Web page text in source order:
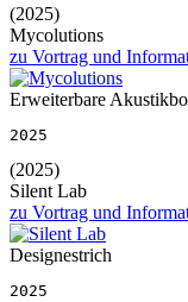
(2025)
Mycolutions
zu Vortrag und
Erweiterbare
2025
(2025)
Silent Lab
zu Vortrag und
Designestrich
2025